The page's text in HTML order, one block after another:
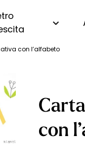
con l’alfabeto
con